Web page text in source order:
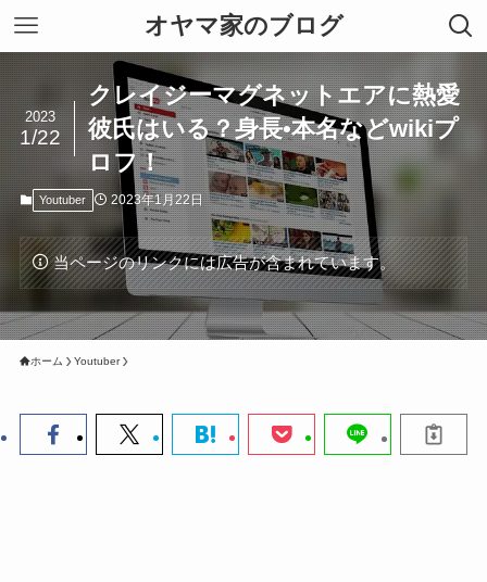
オヤマ家のブログ
クレイジーマグネットエアに熱愛
彼氏はいる？身長•本名などwikiプ
ロフ！
2023
1/22
Youtuber 2023年1月22日
当ページのリンクには広告が含まれています。
ホーム Youtuber